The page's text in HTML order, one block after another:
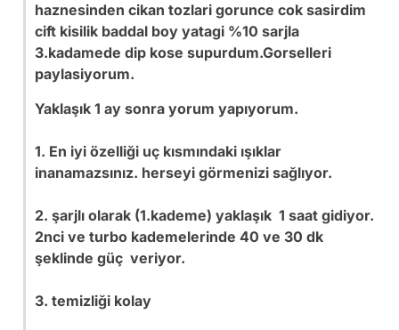
haznesinden cikan tozlari gorunce cok sasirdim
cift kisilik baddal boy yatagi %10 sarjla
3.kadamede dip kose supurdum.Gorselleri
paylasiyorum.
Yaklaşık 1 ay sonra yorum yapıyorum.
1. En iyi özelliği uç kısmındaki ışıklar
inanamazsınız. herseyi görmenizi sağlıyor.
2. şarjlı olarak (1.kademe) yaklaşık 1 saat gidiyor.
2nci ve turbo kademelerinde 40 ve 30 dk
şeklinde güç veriyor.
3. temizliği kolay